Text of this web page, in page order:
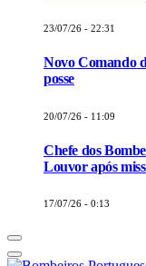
23/07/26 - 22:31
Novo Comando
posse
20/07/26 - 11:09
Chefe dos
Louvor após
17/07/26 - 0:13